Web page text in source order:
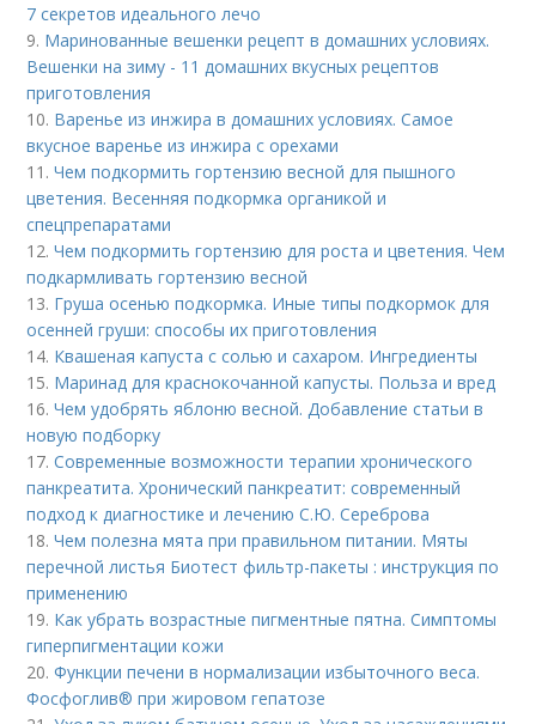
7 секретов идеального лечо
9. Маринованные вешенки рецепт в домашних условиях.
Вешенки на зиму - 11 домашних вкусных рецептов
приготовления
10. Варенье из инжира в домашних условиях. Самое
вкусное варенье из инжира с орехами
11.Чем подкормить гортензию весной для пышного
цветения. Весенняя подкормка органикой и
спецпрепаратами
12.Чем подкормить гортензию для роста и цветения. Чем
подкармливать гортензию весной
13. Груша осенью подкормка. Иные типы подкормок для
осенней груши: способы их приготовления
14. Квашеная капуста с солью и сахаром. Ингредиенты
15. Маринад для краснокочанной капусты. Польза и вред
16.Чем удобрять яблоню весной. Добавление статьи в
новую подборку
17.Современные возможности терапии хронического
панкреатита. Хронический панкреатит: современный
подход к диагностике и лечению С.Ю. Сереброва
18.Чем полезна мята при правильном питании. Мяты
перечной листья Биотест фильтр-пакеты : инструкция по
применению
19. Как убрать возрастные пигментные пятна. Симптомы
гиперпигментации кожи
20.Функции печени в нормализации избыточного веса.
Фосфоглив® при жировом гепатозе